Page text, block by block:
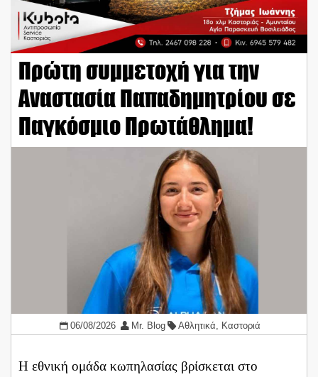
Πρώτη συμμετοχή για την
Αναστασία Παπαδημητρίου σε
Παγκόσμιο Πρωτάθλημα!
06/08/2026 Mr. Blog Αθλητικά, Καστοριά
Η εθνική ομάδα κωπηλασίας βρίσκεται στο